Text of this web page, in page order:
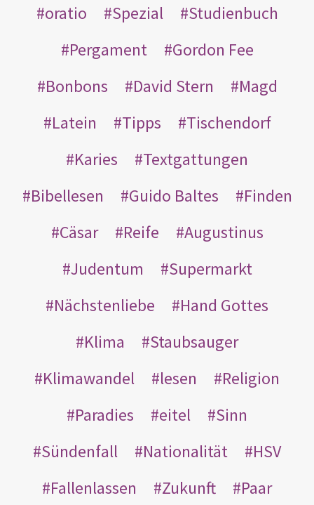
oratio
Spezial
Studienbuch
Pergament
Gordon Fee
Bonbons
David Stern
Magd
Latein
Tipps
Tischendorf
Karies
Textgattungen
Bibellesen
Guido Baltes
Finden
Cäsar
Reife
Augustinus
Judentum
Supermarkt
Nächstenliebe
Hand Gottes
Klima
Staubsauger
Klimawandel
lesen
Religion
Paradies
eitel
Sinn
Sündenfall
Nationalität
HSV
Fallenlassen
Zukunft
Paar